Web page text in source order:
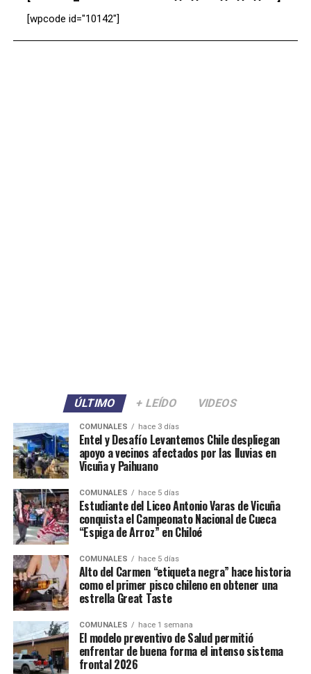
[wpcode id="10142"]
ÚLTIMO + LEÍDO VIDEOS
COMUNALES hace 3 días
Entel y Desafío Levantemos Chile despliegan
apoyo a vecinos afectados por las lluvias en
Vicuña y Paihuano
COMUNALES hace 5 días
Estudiante del Liceo Antonio Varas de Vicuña
conquista el Campeonato Nacional de Cueca
“Espiga de Arroz” en Chiloé
COMUNALES hace 5 días
Alto del Carmen “etiqueta negra” hace historia
como el primer pisco chileno en obtener una
estrella Great Taste
COMUNALES hace 1 semana
El modelo preventivo de Salud permitió
enfrentar de buena forma el intenso sistema
frontal 2026